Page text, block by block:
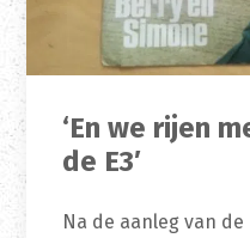
‘En we rijen
de E3′
Na de aanleg van